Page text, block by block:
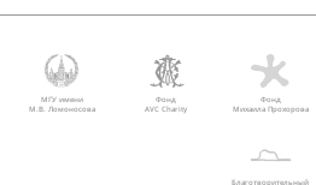
МГУ имени
М.В. Ломоносова
Фонд
AVC Charity
Фонд
Михаила Прохорова
Благотворительный